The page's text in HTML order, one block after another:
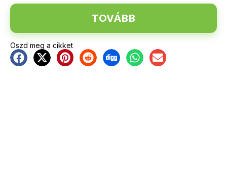
TOVÁBB
Oszd meg a cikket